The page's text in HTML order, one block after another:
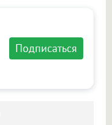
Подписаться